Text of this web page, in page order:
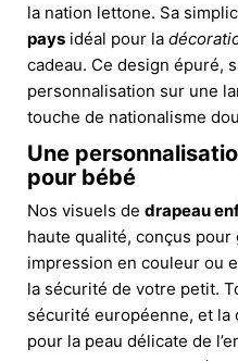
la nation lettone. Sa
pays idéal pour la
cadeau. Ce design épuré,
personnalisation sur une
touche de nationalisme
Une
pour bébé
Nos visuels de drapeau
haute qualité, conçus
impression en couleur ou
la sécurité de votre petit.
sécurité européenne, et
pour la peau délicate de